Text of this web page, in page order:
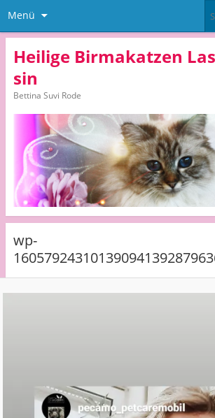
Menü
Heilige Birmakatzen
sin
Bettina Suvi Rode
wp-